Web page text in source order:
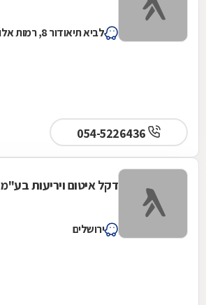
לביא תיאודור 8, רמות אלון ירושלים
דקל איטום ויריעות בע"מ
ירושלים